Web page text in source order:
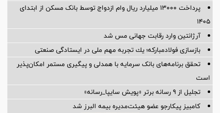
پرداخت ۱۳۰۰۰ میلیارد ریال وام ازدواج توسط بانک مسکن از ابتدای
۱۴۰۵
آرژانتین وارد رقابت جهانی مس شد
بازسازی فولادمباركه؛ یك تجربه مهم ملی در ایستادگی صنعتی
تحقق برنامه‌های بانک سرمایه با همدلی و پیگیری مستمر امکان‌پذیر
است
تجلیل از ۹ رسانه برتر «پویش سایپا_رسانه»
کامبیز پیکارجو عضو هیئت‌مدیره بيمه البرز شد